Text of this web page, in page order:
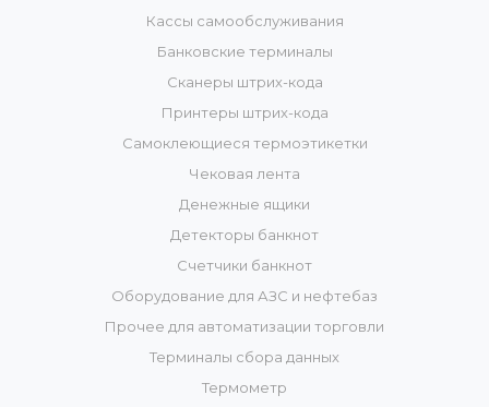
Кассы самообслуживания
Банковские терминалы
Сканеры штрих-кода
Принтеры штрих-кода
Самоклеющиеся термоэтикетки
Чековая лента
Денежные ящики
Детекторы банкнот
Счетчики банкнот
Оборудование для АЗС и нефтебаз
Прочее для автоматизации торговли
Терминалы сбора данных
Термометр